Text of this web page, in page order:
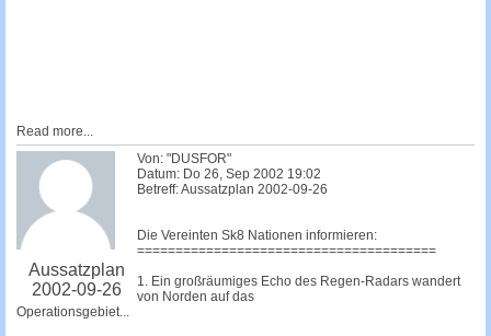
Read more...
Aussatzplan
2002-09-26
Von: "DUSFOR"
Datum: Do 26, Sep 2002 19:02
Betreff: Aussatzplan 2002-09-26
Die Vereinten Sk8 Nationen informieren:
=======================================
1. Ein großräumiges Echo des Regen-Radars wandert
von Norden auf das
Operationsgebiet...